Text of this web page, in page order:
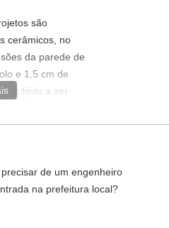
são
cerâmicos, no
da parede de
e 1,5 cm de
o tijolo a ser
pela obra
de um engenheiro
na prefeitura local?